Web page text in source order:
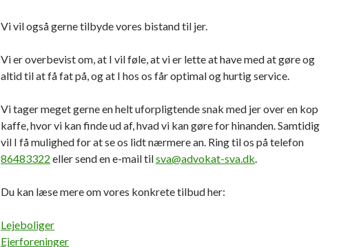
Vi vil også gerne tilbyde vores bistand til jer.
Vi er overbevist om, at I vil føle, at vi er lette at have med at gøre og
altid til at få fat på, og at I hos os får optimal og hurtig service.
Vi tager meget gerne en helt uforpligtende snak med jer over en kop
kaffe, hvor vi kan finde ud af, hvad vi kan gøre for hinanden. Samtidig
vil I få mulighed for at se os lidt nærmere an. Ring til os på telefon
86483322 eller send en e-mail tilsva@advokat-sva.dk.
Du kan læse mere om vores konkrete tilbud her:
Lejeboliger
Ejerforeninger